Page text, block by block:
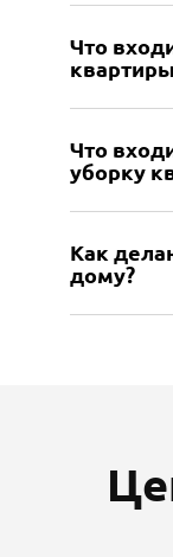
Что
Что
уборку
Как
дому?